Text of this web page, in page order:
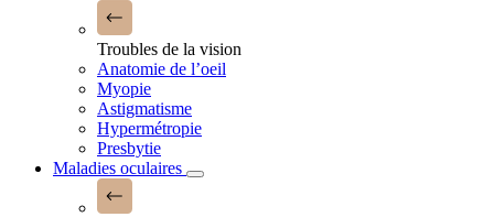
Troubles de la vision
Anatomie de l’oeil
Myopie
Astigmatisme
Hypermétropie
Presbytie
Maladies oculaires